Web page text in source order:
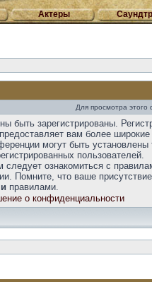
Актеры
Для просмотра
быть зарегистрированы.
вам более широкие
могут быть установлены
пользователей.
следует ознакомиться с
Помните, что ваше
правилами.
о конфиденциальности